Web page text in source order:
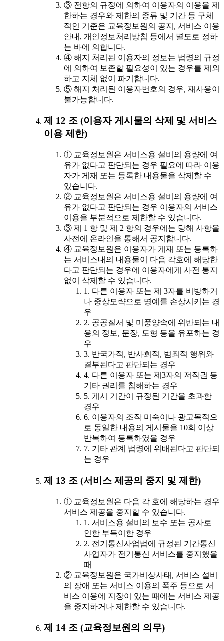
③ 전항의 규정에 의하여 이용자의 이용을 제
한하는 경우와 제한의 종류 및 기간 등 구체
적인 기준은 교육정보원의 공지, 서비스 이용
안내, 개인정보처리방침 등에서 별도로 정하
는 바에 의합니다.
④ 해지 처리된 이용자의 정보는 법령의 규정
에 의하여 보존할 필요성이 있는 경우를 제외
하고 지체 없이 파기합니다.
⑤ 해지 처리된 이용자번호의 경우, 재사용이
불가능합니다.
제 12 조 (이용자 게시물의 삭제 및 서비스
이용 제한)
① 교육정보원은 서비스용 설비의 용량에 여
유가 없다고 판단되는 경우 필요에 따라 이용
자가 게재 또는 등록한 내용물을 삭제할 수
있습니다.
② 교육정보원은 서비스용 설비의 용량에 여
유가 없다고 판단되는 경우 이용자의 서비스
이용을 부분적으로 제한할 수 있습니다.
③ 제 1 항 및 제 2 항의 경우에는 당해 사항을
사전에 온라인을 통해서 공지합니다.
④ 교육정보원은 이용자가 게재 또는 등록하
는 서비스내의 내용물이 다음 각호에 해당한
다고 판단되는 경우에 이용자에게 사전 통지
없이 삭제할 수 있습니다.
1. 다른 이용자 또는 제 3자를 비방하거
나 중상모략으로 명예를 손상시키는 경
우
2. 공공질서 및 미풍양속에 위반되는 내
용의 정보, 문장, 도형 등을 유포하는 경
우
3. 반국가적, 반사회적, 범죄적 행위와
결부된다고 판단되는 경우
4. 다른 이용자 또는 제3자의 저작권 등
기타 권리를 침해하는 경우
5. 게시 기간이 규정된 기간을 초과한
경우
6. 이용자의 조작 미숙이나 광고목적으
로 동일한 내용의 게시물을 10회 이상
반복하여 등록하였을 경우
7. 기타 관계 법령에 위배된다고 판단되
는 경우
제 13 조 (서비스 제공의 중지 및 제한)
① 교육정보원은 다음 각 호에 해당하는 경우
서비스 제공을 중지할 수 있습니다.
1. 서비스용 설비의 보수 또는 공사로
인한 부득이한 경우
2. 전기통신사업법에 규정된 기간통신
사업자가 전기통신 서비스를 중지했을
때
② 교육정보원은 국가비상사태, 서비스 설비
의 장애 또는 서비스 이용의 폭주 등으로 서
비스 이용에 지장이 있는 때에는 서비스 제공
을 중지하거나 제한할 수 있습니다.
제 14 조 (교육정보원의 의무)